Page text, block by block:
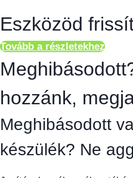
Eszközöd
Tovább a részletekhez
hozzánk,
Meghibásodott
készülék? Ne